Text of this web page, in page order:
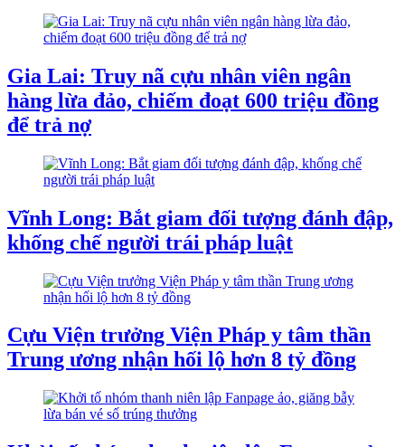
Gia Lai: Truy nã cựu nhân viên ngân
hàng lừa đảo, chiếm đoạt 600 triệu đồng
để trả nợ
Vĩnh Long: Bắt giam đối tượng đánh đập,
khống chế người trái pháp luật
Cựu Viện trưởng Viện Pháp y tâm thần
Trung ương nhận hối lộ hơn 8 tỷ đồng